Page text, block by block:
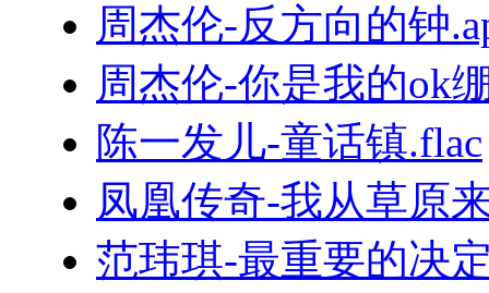
周杰伦-反方向的钟
周杰伦-你是我的ok
陈一发儿-童话镇.flac
凤凰传奇-我从草原
范玮琪-最重要的决